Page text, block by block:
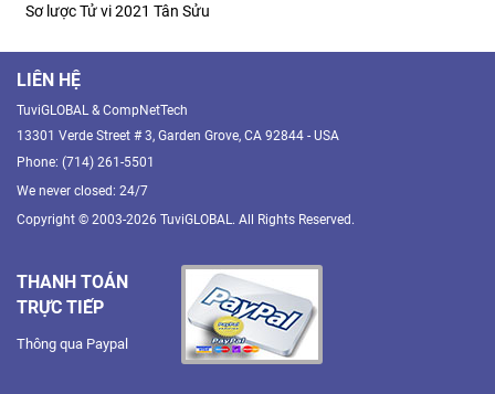
Sơ lược Tử vi 2021 Tân Sửu
LIÊN HỆ
TuviGLOBAL & CompNetTech
13301 Verde Street # 3, Garden Grove, CA 92844 - USA
Phone: (714) 261-5501
We never closed: 24/7
Copyright © 2003-2026 TuviGLOBAL. All Rights Reserved.
THANH TOÁN
TRỰC TIẾP
Thông qua Paypal